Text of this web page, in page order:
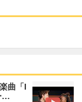
曲「I
…